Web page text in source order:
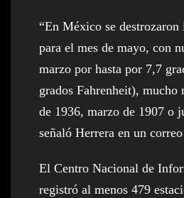
“En México se destrozaron
para el mes de mayo, con
marzo por hasta por 7,7
grados Fahrenheit), mucho
de 1936, marzo de 1907 o
señaló Herrera en un
El Centro Nacional de
registró al menos 479